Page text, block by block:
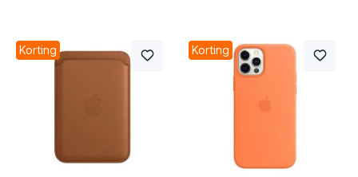
Korting Korting